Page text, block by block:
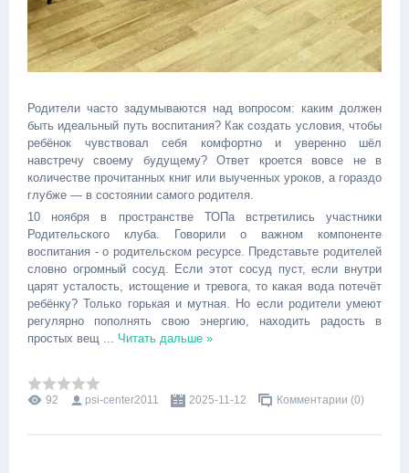
Родители часто задумываются над вопросом: каким должен
быть идеальный путь воспитания? Как создать условия, чтобы
ребёнок чувствовал себя комфортно и уверенно шёл
навстречу своему будущему? Ответ кроется вовсе не в
количестве прочитанных книг или выученных уроков, а гораздо
глубже — в состоянии самого родителя.
10 ноября в пространстве ТОПа встретились участники
Родительского клуба. Говорили о важном компоненте
воспитания - о родительском ресурсе. Представьте родителей
словно огромный сосуд. Если этот сосуд пуст, если внутри
царят усталость, истощение и тревога, то какая вода потечёт
ребёнку? Только горькая и мутная. Но если родители умеют
регулярно пополнять свою энергию, находить радость в
простых вещ
Читать дальше »
92 psi-center2011 2025-11-12 Комментарии (0)